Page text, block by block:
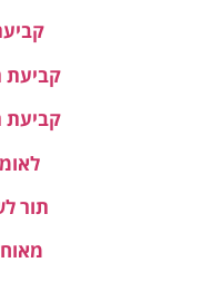
קביעת
קביעת
תור